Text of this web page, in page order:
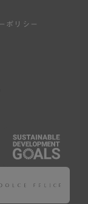
ポリシー